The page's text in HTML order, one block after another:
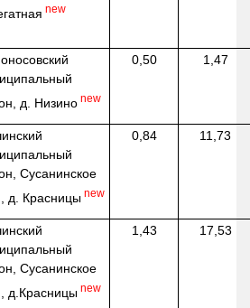
new
д. Низино new
0,50 1,47
Сусанинское
д. Красницы new
0,84 11,73
Сусанинское
д.Красницы new
1,43 17,53